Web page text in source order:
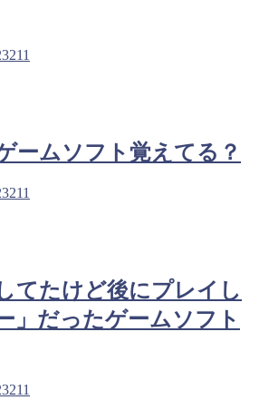
ームソフト覚えてる？
てたけど後にプレイし
」だったゲームソフト